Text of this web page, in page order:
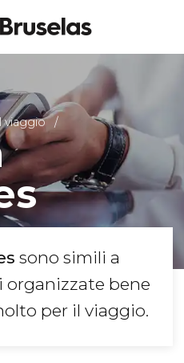
viaggio
sono simili a
organizzate bene
per il viaggio.